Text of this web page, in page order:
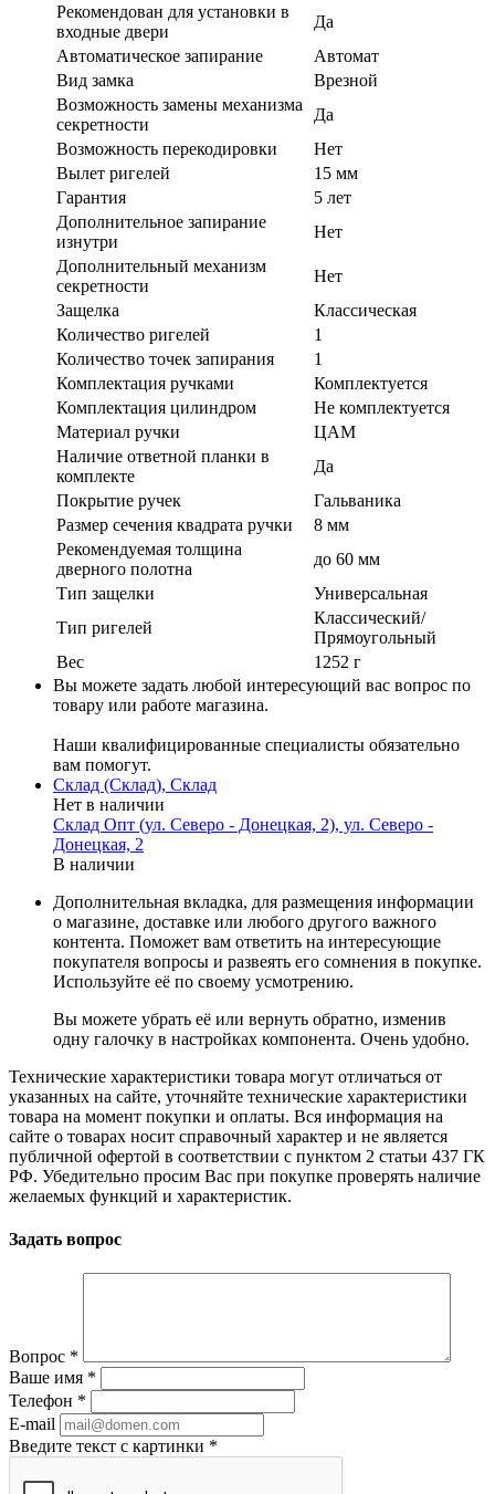
Рекомендован для установки в
входные двери
Да
Автоматическое запирание
Автомат
Вид замка
Врезной
Возможность замены механизма
секретности
Да
Возможность перекодировки
Нет
Вылет ригелей
15 мм
Гарантия
5 лет
Дополнительное запирание
изнутри
Нет
Дополнительный механизм
секретности
Нет
Защелка
Классическая
Количество ригелей
1
Количество точек запирания
1
Комплектация ручками
Комплектуется
Комплектация цилиндром
Не комплектуется
Материал ручки
ЦАМ
Наличие ответной планки в
комплекте
Да
Покрытие ручек
Гальваника
Размер сечения квадрата ручки
8 мм
Рекомендуемая толщина
дверного полотна
до 60 мм
Тип защелки
Универсальная
Тип ригелей
Классический/
Прямоугольный
Вес
1252 г
Вы можете задать любой интересующий вас вопрос по
товару или работе магазина.
Наши квалифицированные специалисты обязательно
вам помогут.
Склад (Склад), Склад
Нет в наличии
Склад Опт (ул. Северо - Донецкая, 2), ул. Северо -
Донецкая, 2
В наличии
Дополнительная вкладка, для размещения информации
о магазине, доставке или любого другого важного
контента. Поможет вам ответить на интересующие
покупателя вопросы и развеять его сомнения в покупке.
Используйте её по своему усмотрению.
Вы можете убрать её или вернуть обратно, изменив
одну галочку в настройках компонента. Очень удобно.
Технические характеристики товара могут отличаться от
указанных на сайте, уточняйте технические характеристики
товара на момент покупки и оплаты. Вся информация на
сайте о товарах носит справочный характер и не является
публичной офертой в соответствии с пунктом 2 статьи 437 ГК
РФ. Убедительно просим Вас при покупке проверять наличие
желаемых функций и характеристик.
Задать вопрос
Вопрос *
Ваше имя *
Телефон *
E-mail
Введите текст с картинки *